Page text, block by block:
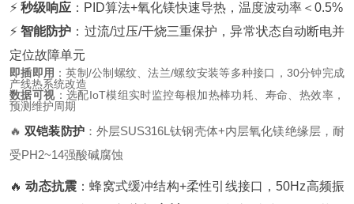
⚡ 秒级响应 ：PID算法+氧化镁快速导热，温度波动率＜0.5%
⚡智能防护 ：过流/过压/干烧三重保护，异常状态自动断电并
定位故障单元
即插即用 ：英制/公制螺纹、法兰/螺纹安装等多种接口，30分钟完成
产线热系统改造
数据可视：选配IoT模组实时监控每根加热棒功耗、寿命、热效率，
预测维护周期
🔥双铠装防护：外层SUS316L钛钢壳体+内层氧化镁绝缘层，耐
受PH2~14强酸碱腐蚀
🔥动态抗震 ：蜂窝式缓冲结构+柔性引线接口，50Hz高频振